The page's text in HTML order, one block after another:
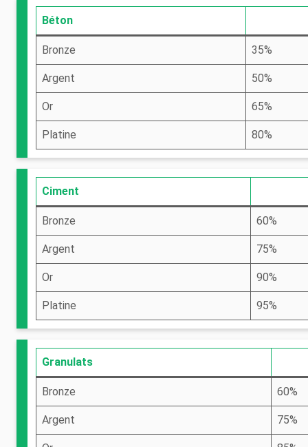
Béton
Bronze 35%
Argent 50%
Or 65%
Platine 80%
Ciment
Bronze 60%
Argent 75%
Or 90%
Platine 95%
Granulats
Bronze 60%
Argent 75%